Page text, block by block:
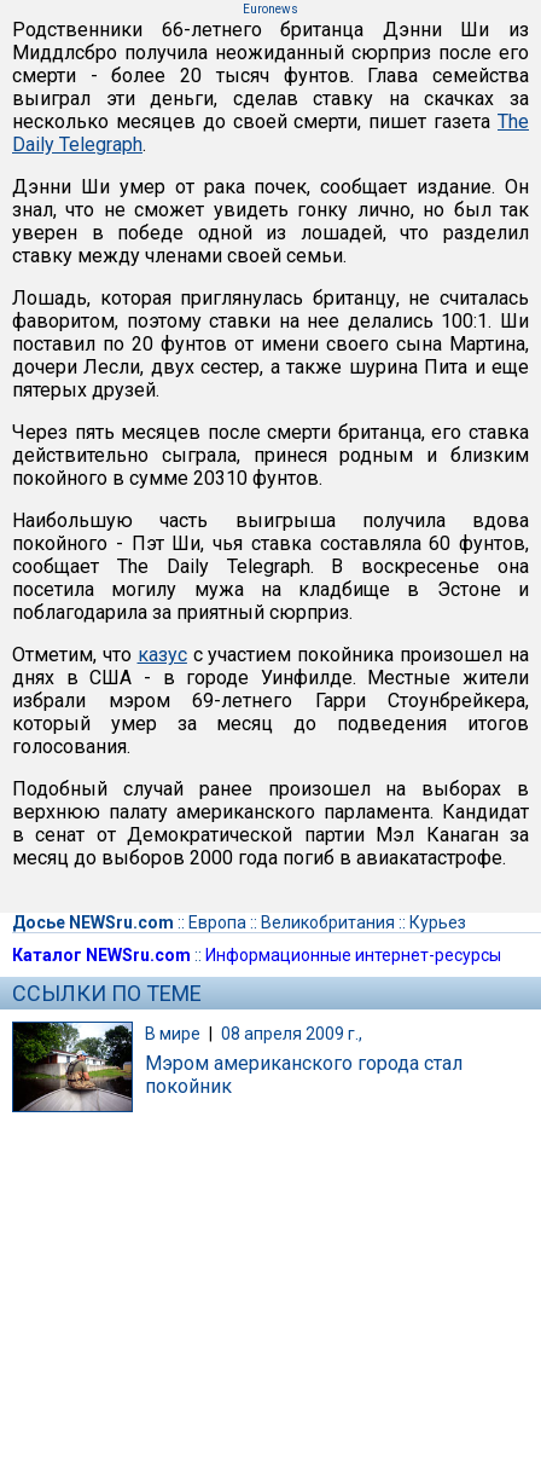
Euronews
Родственники 66-летнего британца Дэнни Ши из
Миддлсбро получила неожиданный сюрприз после его
смерти - более 20 тысяч фунтов. Глава семейства
выиграл эти деньги, сделав ставку на скачках за
несколько месяцев до своей смерти, пишет газета The
Daily Telegraph.
Дэнни Ши умер от рака почек, сообщает издание. Он
знал, что не сможет увидеть гонку лично, но был так
уверен в победе одной из лошадей, что разделил
ставку между членами своей семьи.
Лошадь, которая приглянулась британцу, не считалась
фаворитом, поэтому ставки на нее делались 100:1. Ши
поставил по 20 фунтов от имени своего сына Мартина,
дочери Лесли, двух сестер, а также шурина Пита и еще
пятерых друзей.
Через пять месяцев после смерти британца, его ставка
действительно сыграла, принеся родным и близким
покойного в сумме 20310 фунтов.
Наибольшую часть выигрыша получила вдова
покойного - Пэт Ши, чья ставка составляла 60 фунтов,
сообщает The Daily Telegraph. В воскресенье она
посетила могилу мужа на кладбище в Эстоне и
поблагодарила за приятный сюрприз.
Отметим, что казусс участием покойника произошел на
днях в США - в городе Уинфилде. Местные жители
избрали мэром 69-летнего Гарри Стоунбрейкера,
который умер за месяц до подведения итогов
голосования.
Подобный случай ранее произошел на выборах в
верхнюю палату американского парламента. Кандидат
в сенат от Демократической партии Мэл Канаган за
месяц до выборов 2000 года погиб в авиакатастрофе.
Досье NEWSru.com :: Европа :: Великобритания :: Курьез
Каталог NEWSru.com :: Информационные интернет-ресурсы
ССЫЛКИ ПО ТЕМЕ
В мире | 08 апреля 2009 г.,
Мэром американского города стал
покойник